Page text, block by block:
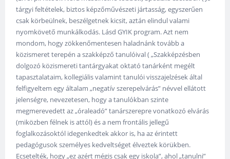
tárgyi feltételek, biztos képzőművészeti jártasság, egyszerűen
csak körbeülnek, beszélgetnek kicsit, aztán elindul valami
nyomkövető munkálkodás. Lásd GYIK program. Azt nem
mondom, hogy zökkenőmentesen haladnánk tovább a
közismeret terepén a szakképző tanulóival ( „Szakképzésben
dolgozó közismereti tantárgyakat oktató tanárként megélt
tapasztalataim, kollegiális valamint tanulói visszajelzések által
felfigyeltem egy általam „negatív szerepelvárás” névvel ellátott
jelenségre, nevezetesen, hogy a tanulókban szinte
megmerevedett az „óraleadó” tanárszerepre vonatkozó elvárás
(miközben félnek is attól) és a nem frontális jellegű
foglalkozásoktól idegenkedtek akkor is, ha az érintett
pedagógusok személyes kedveltséget élveztek körükben.
Ecsetelték, hogy „ez azért mégis csak egy iskola”, ahol „tanulni”